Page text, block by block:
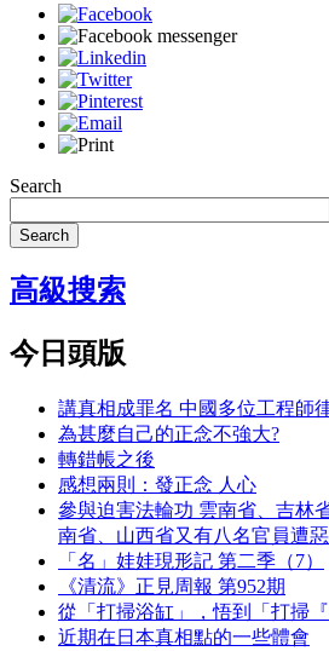
Search
Search
高級搜索
今日頭版
講真相成罪名 中國多位工程師
為甚麼自己的正念不強大?
轉錯帳之後
感想兩則：發正念 人心
參與迫害法輪功 雲南省、吉林
南省、山西省又有八名官員遭
「名」娃娃現形記 第二季（7）
《清流》正見周報 第952期
從「打掃浴缸」，悟到「打掃『
近期在日本真相點的一些體會